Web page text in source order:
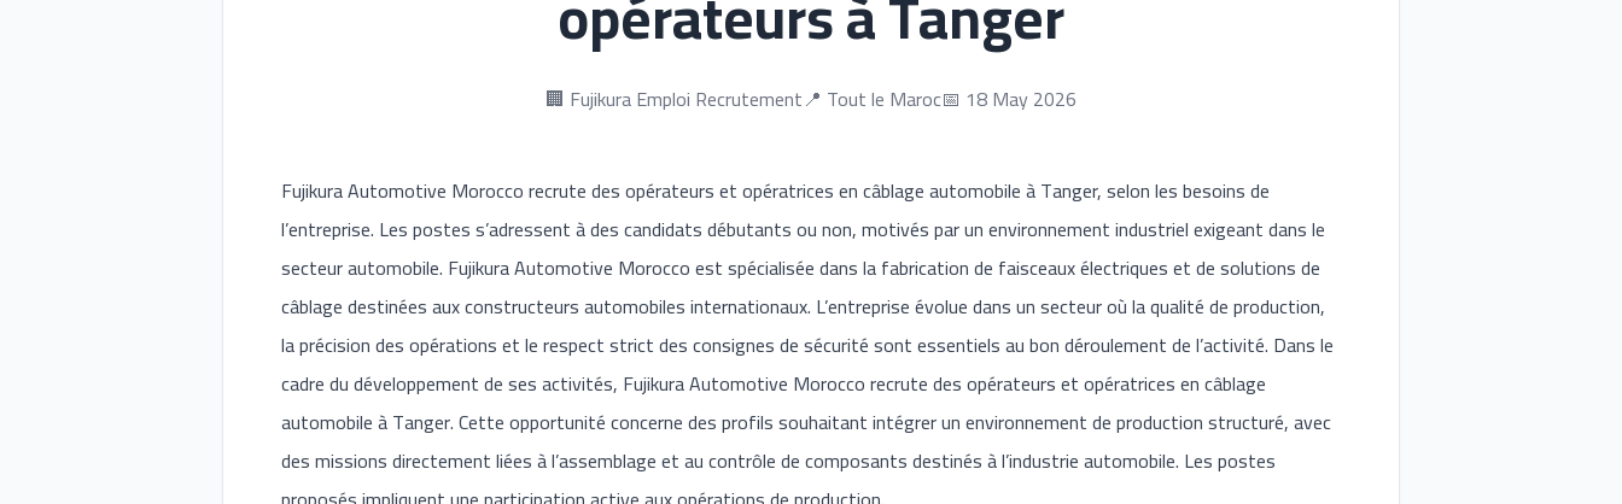
🏢 Fujikura Emploi Recrutement📍 Tout le Maroc📅 18 May 2026
Fujikura Automotive Morocco recrute des opérateurs et opératrices en câblage automobile à Tanger, selon les besoins de
l’entreprise. Les postes s’adressent à des candidats débutants ou non, motivés par un environnement industriel exigeant dans le
secteur automobile. Fujikura Automotive Morocco est spécialisée dans la fabrication de faisceaux électriques et de solutions de
câblage destinées aux constructeurs automobiles internationaux. L’entreprise évolue dans un secteur où la qualité de production,
la précision des opérations et le respect strict des consignes de sécurité sont essentiels au bon déroulement de l’activité. Dans le
cadre du développement de ses activités, Fujikura Automotive Morocco recrute des opérateurs et opératrices en câblage
automobile à Tanger. Cette opportunité concerne des profils souhaitant intégrer un environnement de production structuré, avec
des missions directement liées à l’assemblage et au contrôle de composants destinés à l’industrie automobile. Les postes